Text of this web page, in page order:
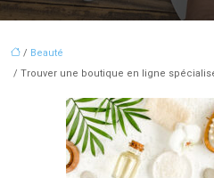
/ Beauté
/ Trouver une boutique en ligne